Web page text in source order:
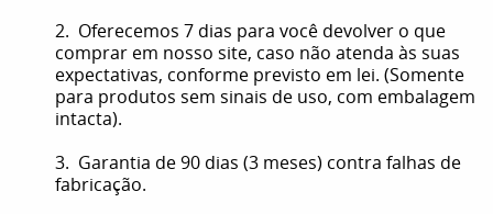
2. Oferecemos 7 dias para você devolver o que
comprar em nosso site, caso não atenda às suas
expectativas, conforme previsto em lei. (Somente
para produtos sem sinais de uso, com embalagem
intacta).
3. Garantia de 90 dias (3 meses) contra falhas de
fabricação.